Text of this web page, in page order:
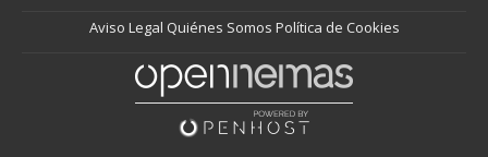
Aviso Legal Quiénes Somos Política de Cookies